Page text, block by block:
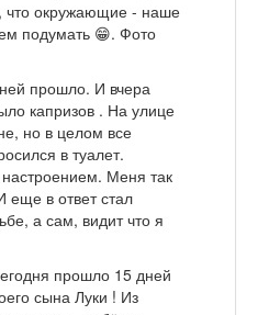
что окружающие - наше
подумать 😁. Фото
прошло. И вчера
капризов . На улице
но в целом все
в туалет.
Меня так
еще в ответ стал
а сам, видит что я
прошло 15 дней
сына Луки ! Из